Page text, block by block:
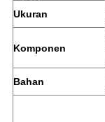
Ukuran
Komponen
Bahan